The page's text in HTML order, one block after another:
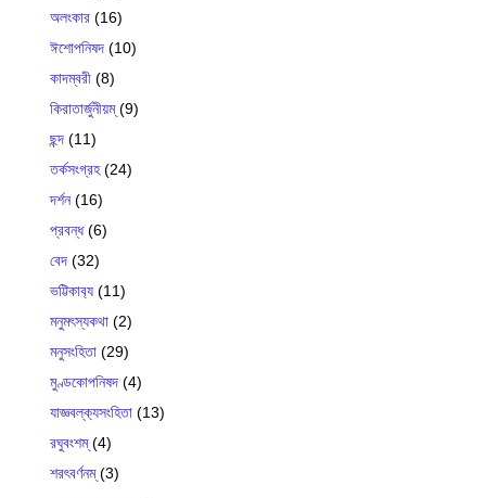
অলংকার (16)
ঈশোপনিষদ (10)
কাদম্বরী (8)
কিরাতার্জুনীয়ম্(9)
ছন্দ (11)
তর্কসংগ্রহ(24)
দর্শন(16)
প্রবন্ধ(6)
বেদ (32)
ভট্টিকাব‍্য (11)
মনুমৎস্যকথা (2)
মনুসংহিতা (29)
মুণ্ডকোপনিষদ (4)
যাজ্ঞবল্ক‍্যসংহিতা (13)
রঘুবংশম্(4)
শরৎবর্ণনম্(3)